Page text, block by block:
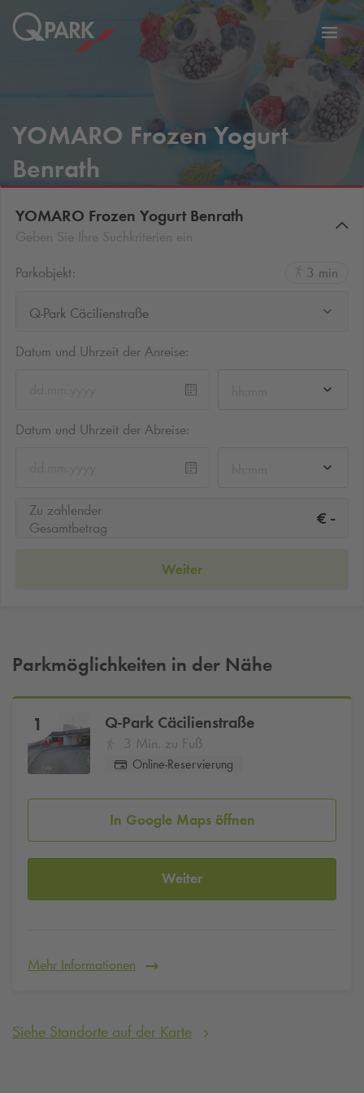
Zur
YOMARO Frozen Yogurt
Benrath
YOMARO Frozen Yogurt Benrath
Parkobjekt:
3 min
Q-Park Cäcilienstraße
Datum und Uhrzeit der Anreise:
Datum und Uhrzeit der Abreise:
Zu zahlender
Gesamtbetrag
€ -
Weiter
Parkmöglichkeiten in der Nähe
1 Q-Park Cäcilienstraße
3 Min. zu Fuß
Online-Reservierung
In Google Maps öffnen
Weiter
Mehr Informationen
Siehe Standorte auf der Karte